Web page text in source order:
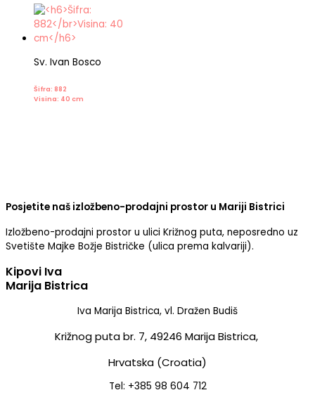
Sv. Ivan Bosco
Šifra: 882
Visina: 40 cm
Posjetite naš izložbeno-prodajni prostor u Mariji Bistrici
Izložbeno-prodajni prostor u ulici Križnog puta, neposredno uz
Svetište Majke Božje Bistričke (ulica prema kalvariji).
Kipovi Iva
Marija Bistrica
Iva Marija Bistrica, vl. Dražen Budiš
Križnog puta br. 7, 49246 Marija Bistrica,
Hrvatska (Croatia)
Tel: +385 98 604 712